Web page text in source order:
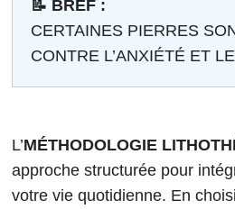
📝 BREF :
CERTAINES PIERRES
CONTRE L’ANXIÉTÉ ET
L’MÉTHODOLOGIE
approche structurée pour
votre vie quotidienne. En